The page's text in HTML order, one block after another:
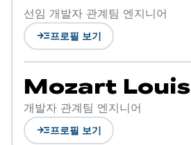
선임 개발자 관계팀 엔지니어
read_more프로필 보기
Mozart Louis
개발자 관계팀 엔지니어
read_more프로필 보기